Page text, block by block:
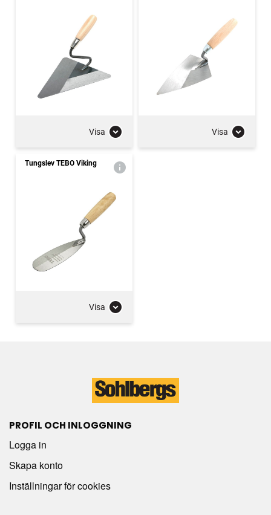
Visa Visa
Tungslev TEBO Viking
Visa
PROFIL OCH INLOGGNING
Logga in
Skapa konto
Inställningar för cookies